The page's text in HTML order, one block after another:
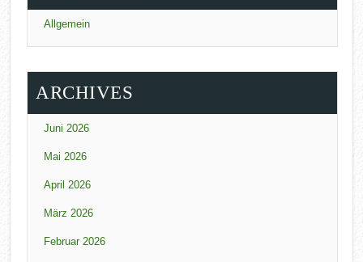
Allgemein
ARCHIVES
Juni 2026
Mai 2026
April 2026
März 2026
Februar 2026